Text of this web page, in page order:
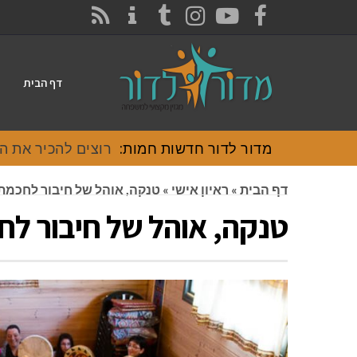
FACEBOOK
YOUTUBE
INSTAGRAM
TUMBLR
דף הבית
מדור לדור חדשות חמות: רוצים להכיר את
דף הבית » ראיון אישי » טנקה, אוהל של חיבור
טנקה, אוהל של חיבור